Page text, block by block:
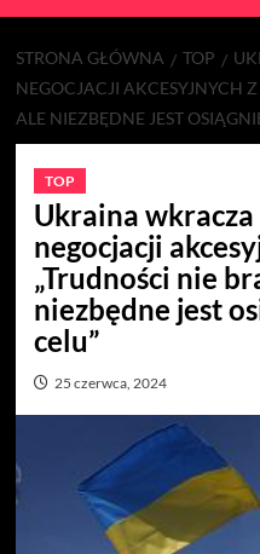
STRONA GŁÓWNA TOP
NEGOCJACJI AKCESYJNYCH
ALE NIEZBĘDNE JEST
TOP
Ukraina wkracza
negocjacji
„Trudności nie
niezbędne jest
celu”
25 czerwca, 2024